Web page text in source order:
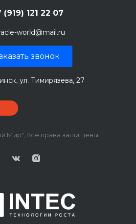
(919) 121 22 07
world@mail.ru
звонок
ул. Тимирязева, 27
Мир", Все права защищены